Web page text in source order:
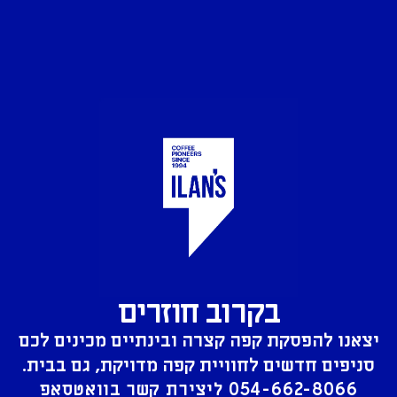
בקרוב חוזרים
יצאנו להפסקת קפה קצרה ובינתיים מכינים לכם
סניפים חדשים לחוויית קפה מדויקת, גם בבית.
054-662-8066